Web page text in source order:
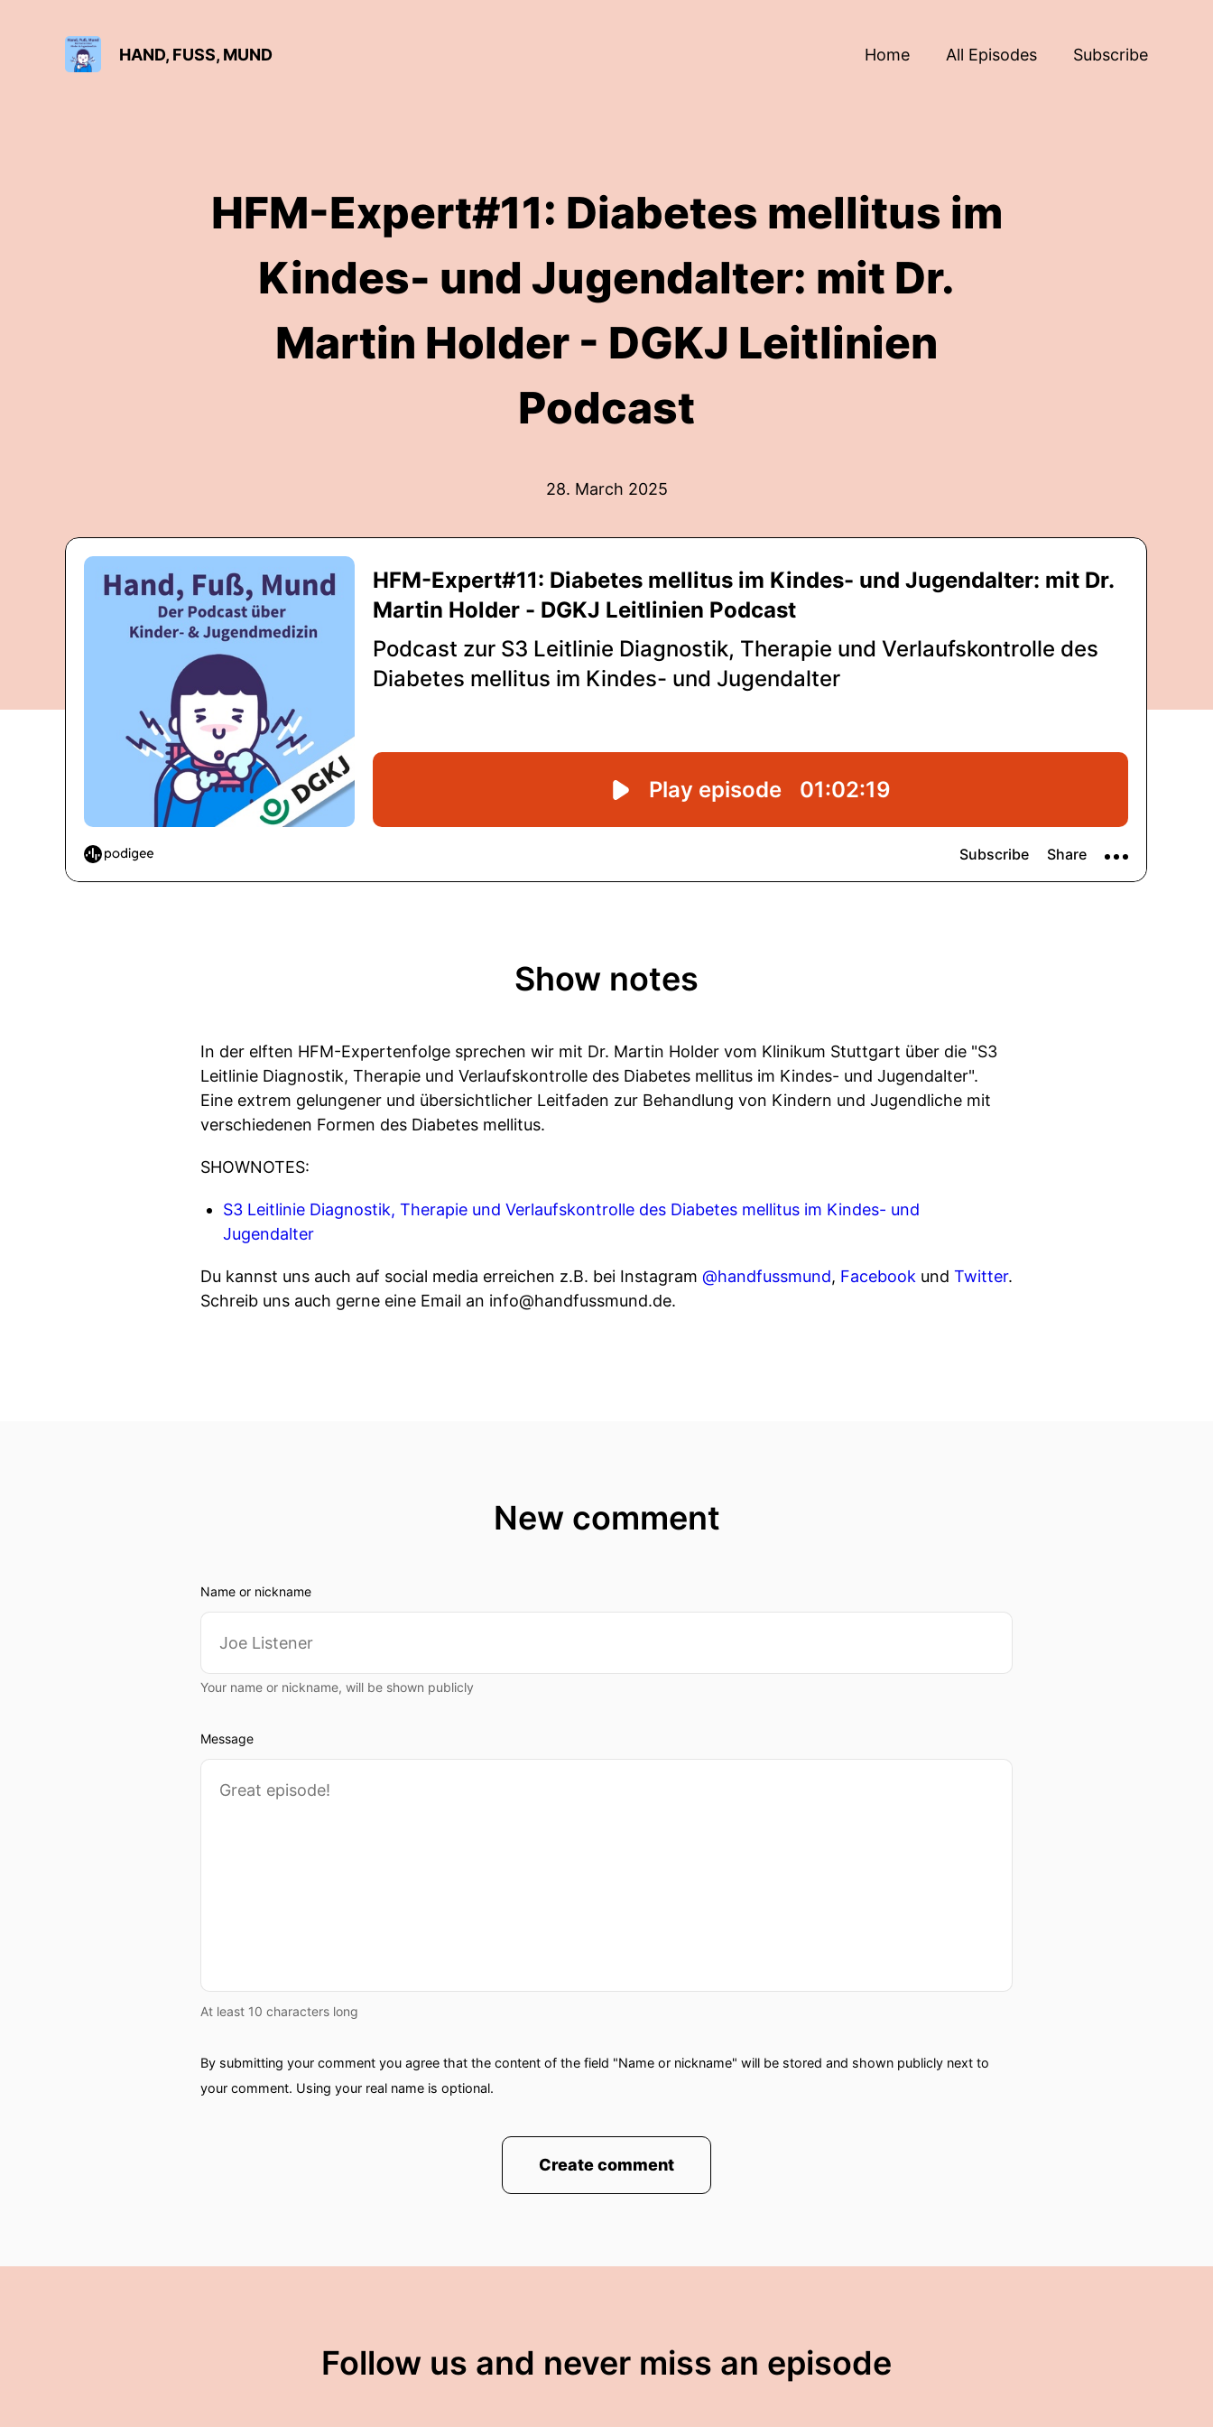
HAND, FUSS, MUND Home All Episodes Subscribe
HFM-Expert#11: Diabetes mellitus im
Kindes- und Jugendalter: mit Dr.
Martin Holder - DGKJ Leitlinien
Podcast
28. March 2025
Show notes
In der elften HFM-Expertenfolge sprechen wir mit Dr. Martin Holder vom Klinikum Stuttgart über die "S3
Leitlinie Diagnostik, Therapie und Verlaufskontrolle des Diabetes mellitus im Kindes- und Jugendalter".
Eine extrem gelungener und übersichtlicher Leitfaden zur Behandlung von Kindern und Jugendliche mit
verschiedenen Formen des Diabetes mellitus.
SHOWNOTES:
S3 Leitlinie Diagnostik, Therapie und Verlaufskontrolle des Diabetes mellitus im Kindes- und
Jugendalter
Du kannst uns auch auf social media erreichen z.B. bei Instagram @handfussmund, Facebook und Twitter.
Schreib uns auch gerne eine Email an info@handfussmund.de.
New comment
Name or nickname
Your name or nickname, will be shown publicly
Message
At least 10 characters long
By submitting your comment you agree that the content of the field "Name or nickname" will be stored and shown publicly next to
your comment. Using your real name is optional.
Create comment
Follow us and never miss an episode